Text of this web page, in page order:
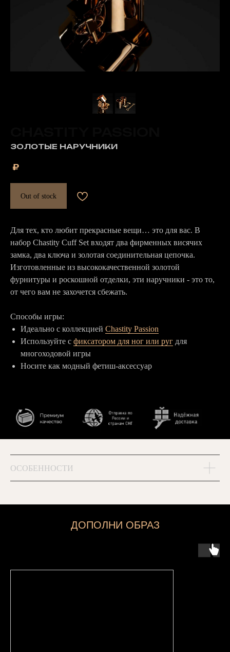
ЗОЛОТЫЕ НАРУЧНИКИ
₽
Out of stock
Для тех, кто любит прекрасные вещи… это для вас. В
набор Chastity Cuff Set входят два фирменных висячих
замка, два ключа и золотая соединительная цепочка.
Изготовленные из высококачественной золотой
фурнитуры и роскошной отделки, эти наручники - это то,
от чего вам не захочется сбежать.
Способы игры:
Идеально с коллекцией Chastity Passion
Используйте с фиксатором для ног или руг для
многоходовой игры
Носите как модный фетиш-аксессуар
ОСОБЕННОСТИ
ДОПОЛНИ ОБРАЗ